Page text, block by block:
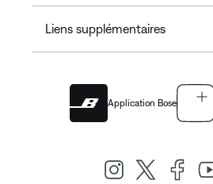
Liens supplémentaires
Application Bose